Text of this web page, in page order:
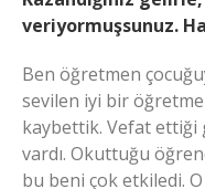
veriyormuşsunuz.
Ben öğretmen
sevilen iyi bir
kaybettik. Vefat ettiği
vardı. Okuttuğu
bu beni çok etkiledi.